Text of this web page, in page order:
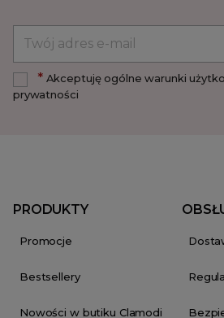
*Akceptuję ogólne warunki
prywatności
PRODUKTY
Promocje
Bestsellery
Nowości w butiku Clamodi